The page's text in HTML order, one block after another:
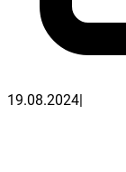
19.08.2024|